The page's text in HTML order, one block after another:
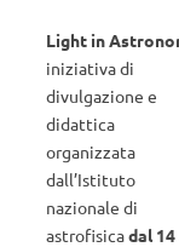
Light in
iniziativa di
divulgazione e
didattica
organizzata
dall’Istituto
nazionale di
astrofisicadal 14